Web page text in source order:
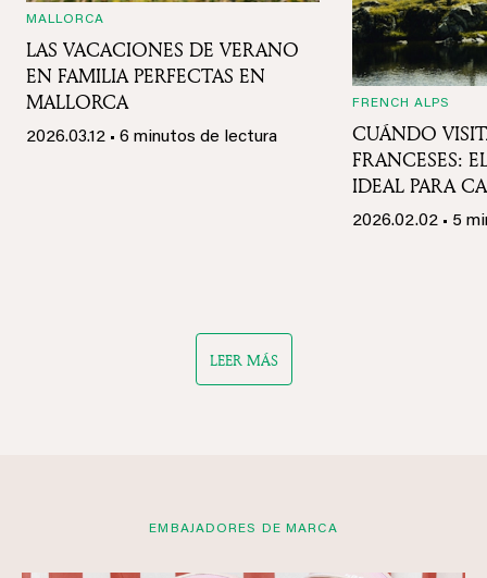
LAS VACACIONES DE VERANO
EN FAMILIA PERFECTAS EN
MALLORCA
2026.03.12• 6 minutos de lectura
FRENCH ALPS
CUÁNDO
FRANCESES:
IDEAL PARA
2026.02.02• 5
LEER MÁS